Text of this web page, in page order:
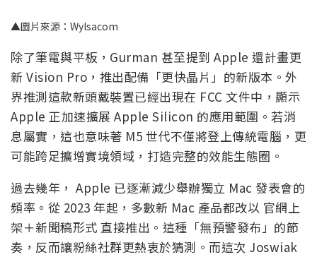
▲圖片來源：Wylsacom
除了筆電與平板，Gurman 甚至提到 Apple 還計畫更
新 Vision Pro，推出配備「更快晶片」的新版本。外
界推測這款新頭戴裝置已經出現在 FCC 文件中，顯示
Apple 正加速擴展 Apple Silicon 的應用範圍。若消
息屬實，這也意味著 M5 世代不僅將登上傳統電腦，更
可能跨足擴增實境領域，打造完整的效能生態圈。
過去幾年， Apple 已逐漸減少舉辦獨立 Mac 發表會的
頻率。從 2023 年起，多數新 Mac 產品都改以 官網上
架＋新聞稿形式 直接推出。這種「無預警發布」的節
奏，反而讓粉絲社群更熱衷於猜測。而這次 Joswiak